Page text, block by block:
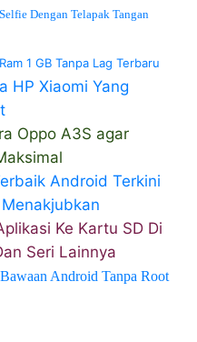
Dengan Telapak Tangan
1 GB Tanpa Lag Terbaru
HP Xiaomi Yang
Oppo A3S agar
Android Terkini
Ke Kartu SD Di
Seri Lainnya
Android Tanpa Root